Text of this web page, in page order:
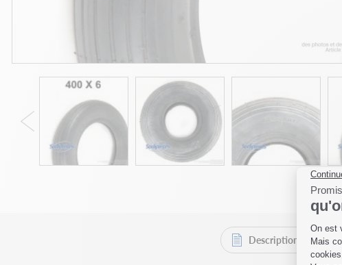
Description